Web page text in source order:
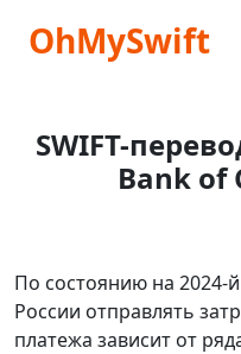
OhMySwift
SWIFT-
Bank of
По состоянию на 2024-
России отправлять
платежа зависит от